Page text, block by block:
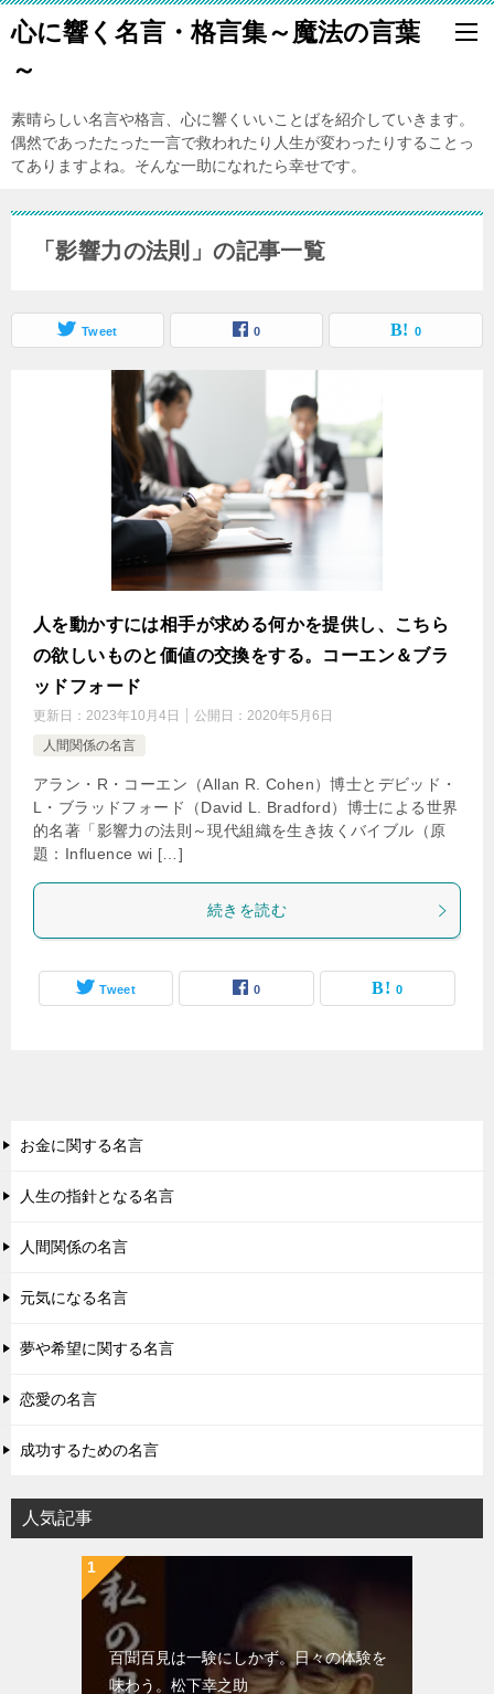
心に響く名言・格言集～魔法の言葉
～
素晴らしい名言や格言、心に響くいいことばを紹介していきます。
偶然であったたった一言で救われたり人生が変わったりすることっ
てありますよね。そんな一助になれたら幸せです。
「影響力の法則」の記事一覧
Tweet 0 0
人を動かすには相手が求める何かを提供し、こちら
の欲しいものと価値の交換をする。コーエン＆ブラ
ッドフォード
更新日： 2023年10月4日 公開日： 2020年5月6日
人間関係の名言
アラン・R・コーエン（Allan R. Cohen）博士とデビッド・
L・ブラッドフォード（David L. Bradford）博士による世界
的名著「影響力の法則～現代組織を生き抜くバイブル（原
題：Influence wi […]
続きを読む
Tweet 0 0
お金に関する名言
人生の指針となる名言
人間関係の名言
元気になる名言
夢や希望に関する名言
恋愛の名言
成功するための名言
人気記事
百聞百見は一験にしかず。日々の体験を
味わう。松下幸之助